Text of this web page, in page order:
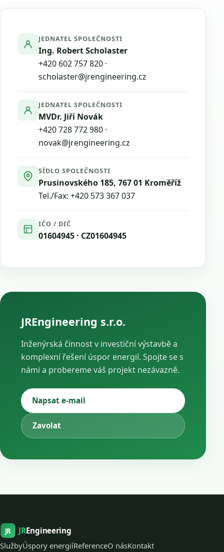
JEDNATEL SPOLEČNOSTI
Ing. Robert Scholaster
+420 602 757 820 ·
scholaster@jrengineering.cz
JEDNATEL SPOLEČNOSTI
MVDr. Jiří Novák
+420 728 772 980 ·
novak@jrengineering.cz
SÍDLO SPOLEČNOSTI
Prusinovského 185, 767 01 Kroměříž
Tel./Fax: +420 573 367 037
IČO / DIČ
01604945 · CZ01604945
JREngineering s.r.o.
Inženýrská činnost v investiční výstavbě a
komplexní řešení úspor energií. Spojte se s
námi a probereme váš projekt nezávazně.
Napsat e-mail
Zavolat
JR JREngineering
SlužbyÚspory energiíReferenceO násKontakt